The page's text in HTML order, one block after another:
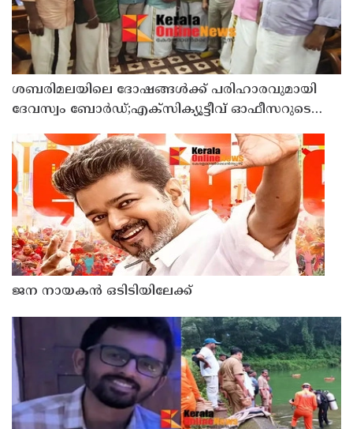
ശബരിമലയിലെ ദോഷങ്ങള്‍ക്ക് പരിഹാരവുമായി
ദേവസ്വം ബോർഡ്;എക്സിക്യൂട്ടീവ് ഓഫീസറുടെ
നേതൃത്വത്തിൽ തളിപ്പറമ്പ് രാജരാജേശ്വര
ക്ഷേത്രത്തിലും തൃച്ചംബരം ശ്രീകൃഷ്ണ
ക്ഷേത്രത്തിലും വഴിപാടുകൾ സമർപ്പിച്ചു
ജന നായകന്‍ ഒടിടിയിലേക്ക്